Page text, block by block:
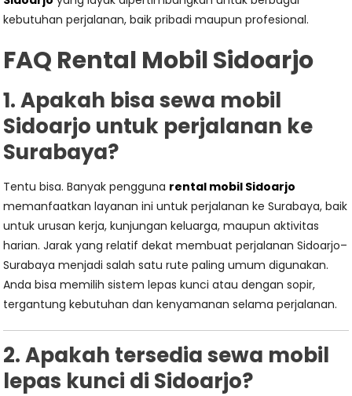
kebutuhan perjalanan, baik pribadi maupun profesional.
FAQ Rental Mobil Sidoarjo
1. Apakah bisa sewa mobil
Sidoarjo untuk perjalanan ke
Surabaya?
Tentu bisa. Banyak pengguna rental mobil Sidoarjo
memanfaatkan layanan ini untuk perjalanan ke Surabaya, baik
untuk urusan kerja, kunjungan keluarga, maupun aktivitas
harian. Jarak yang relatif dekat membuat perjalanan Sidoarjo–
Surabaya menjadi salah satu rute paling umum digunakan.
Anda bisa memilih sistem lepas kunci atau dengan sopir,
tergantung kebutuhan dan kenyamanan selama perjalanan.
2. Apakah tersedia sewa mobil
lepas kunci di Sidoarjo?